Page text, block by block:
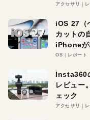
アクセサリ
iOS 27（
カットの
iPhoneが
OS レポート
Insta360
レビュー
ェック
アクセサリ